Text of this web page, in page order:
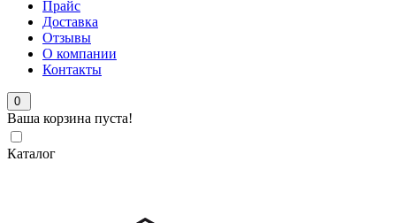
Прайс
Доставка
Отзывы
О компании
Контакты
0
Ваша корзина пуста!
Каталог